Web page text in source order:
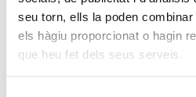
seu torn, ells la poden
els hàgiu proporcionat o hagin
que heu fet dels seus serveis.
«enfocant-nos en la innovació i
intel·ligència artificial», una
estudis molt profunds» que